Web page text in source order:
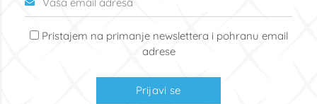
Pristajem na primanje newslettera i pohranu email
adrese
Prijavi se